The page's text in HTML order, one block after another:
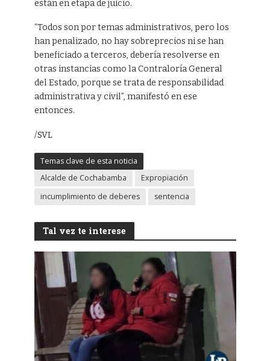
están en etapa de juicio.
“Todos son por temas administrativos, pero los
han penalizado, no hay sobreprecios ni se han
beneficiado a terceros, debería resolverse en
otras instancias como la Contraloría General
del Estado, porque se trata de responsabilidad
administrativa y civil”, manifestó en ese
entonces.
/SVL
Temas clave de esta noticia
Alcalde de Cochabamba
Expropiación
incumplimiento de deberes
sentencia
Tal vez te interese